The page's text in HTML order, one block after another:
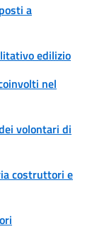
a
edilizio
nel
volontari di
costruttori e